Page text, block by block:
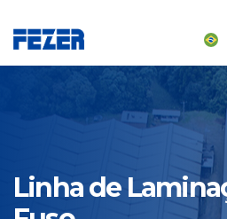
Linha de